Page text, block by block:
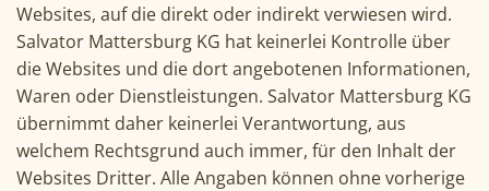
Websites, auf die direkt oder indirekt verwiesen wird.
Salvator Mattersburg KG hat keinerlei Kontrolle über
die Websites und die dort angebotenen Informationen,
Waren oder Dienstleistungen. Salvator Mattersburg KG
übernimmt daher keinerlei Verantwortung, aus
welchem Rechtsgrund auch immer, für den Inhalt der
Websites Dritter. Alle Angaben können ohne vorherige